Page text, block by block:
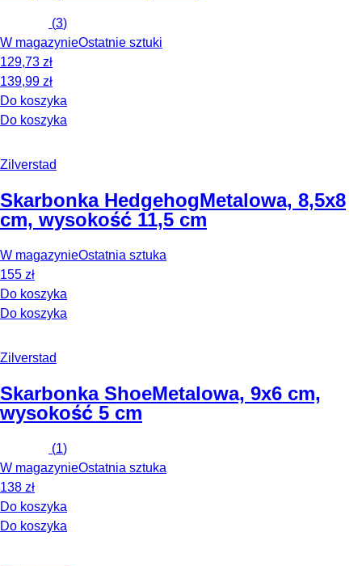
(3)
W magazynieOstatnie sztuki
129,73 zł
139,99 zł
Do koszyka
Do koszyka
Zilverstad
Skarbonka HedgehogMetalowa, 8,5x8
cm, wysokość 11,5 cm
W magazynieOstatnia sztuka
155 zł
Do koszyka
Do koszyka
Zilverstad
Skarbonka ShoeMetalowa, 9x6 cm,
wysokość 5 cm
(1)
W magazynieOstatnia sztuka
138 zł
Do koszyka
Do koszyka